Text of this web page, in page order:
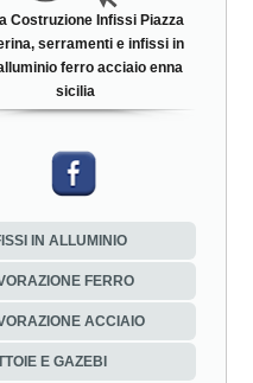
Costruzione Infissi Piazza
serramenti e infissi in
ferro acciaio enna
sicilia
IN ALLUMINIO
FERRO
ACCIAIO
E GAZEBI